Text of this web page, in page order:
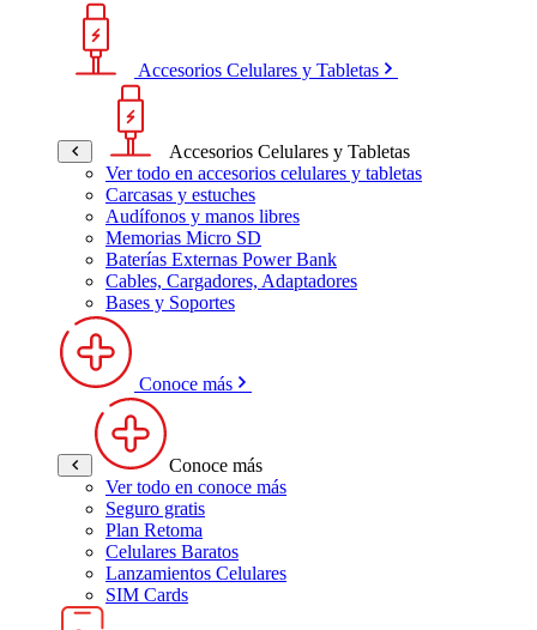
Accesorios Celulares y Tabletas
Accesorios Celulares y Tabletas
Ver todo en accesorios celulares y tabletas
Carcasas y estuches
Audífonos y manos libres
Memorias Micro SD
Baterías Externas Power Bank
Cables, Cargadores, Adaptadores
Bases y Soportes
Conoce más
Conoce más
Ver todo en conoce más
Seguro gratis
Plan Retoma
Celulares Baratos
Lanzamientos Celulares
SIM Cards